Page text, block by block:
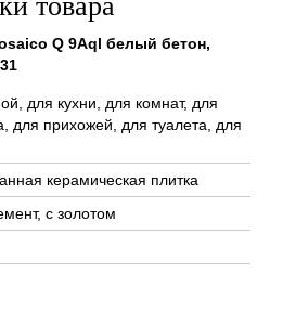
Q 9Aql белый бетон,
для кухни, для комнат, для
для прихожей, для туалета, для
керамическая плитка
с золотом